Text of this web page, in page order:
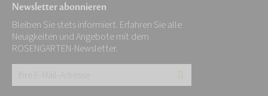
Newsletter abonnieren
Bleiben Sie stets informiert. Erfahren Sie alle
Neuigkeiten und Angebote mit dem
ROSENGARTEN-Newsletter.